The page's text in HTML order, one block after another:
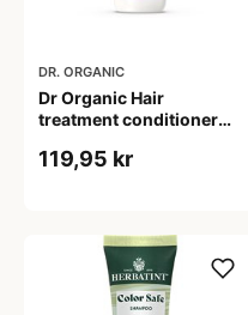
DR. ORGANIC
Dr Organic Hair
treatment conditioner
119,95 kr